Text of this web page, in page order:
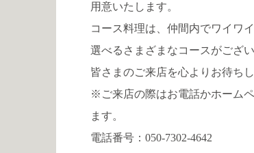
用意いたします。
コース料理は、仲間内でワイワ
選べるさまざまなコースがござい
皆さまのご来店を心よりお待ちし
※ご来店の際はお電話かホーム
ます。
電話番号： 050-7302-4642